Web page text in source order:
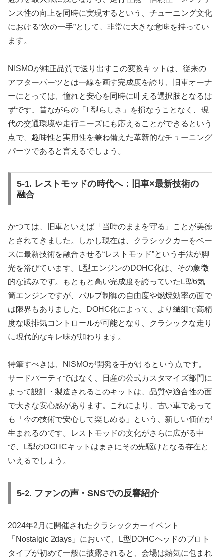
ンス性の向上を同時に実現するという、チューニング文化
における“次の一手”として、非常に大きな意味を持ってい
ます。
NISMOが純正品質で送り出すこの変換キットは、従来の
アフターパーツとは一線を画す完成度を誇り、旧車オーナ
ーにとっては、憧れと安心を同時に叶える選択肢となるは
ずです。昔ながらの「L型らしさ」を損なうことなく、現
代の交通環境や走行ニーズにも応えることができるという
点で、趣味性と実用性を兼ね備えた革新的なチューニング
パーツであると言えるでしょう。
5-1. レストモッドの時代へ：旧車×最新技術の
融合
かつては、旧車といえば「当時のままを守る」ことが美徳
とされてきました。しかし現在は、クラシックカーをベー
スに最新技術を融合させる“レストモッド”という手法が脚
光を浴びています。L型エンジンのDOHC化は、その象徴
的な試みです。もともと高い完成度を誇っていたL型6気
筒エンジンですが、バルブ制御の自由度や燃焼効率の面で
は限界もありました。DOHC化によって、より繊細で高精
度な吸排気コントロールが可能となり、クラシックな走り
に現代的なキレ味が加わります。
特筆すべきは、NISMOが開発を手がけるという点です。
サードパーティではなく、日産の公式カスタマイズ部門に
よって設計・製造されるこのキットは、品質や適合性の面
で大きな安心感があります。これにより、古い車であって
も「今の技術で安心して楽しめる」という、新しい価値が
生まれるのです。レストモッドの文化がさらに広がる中
で、L型のDOHCキットはまさにその先駆けとなる存在と
いえるでしょう。
5-2. ファンの声・SNSでの反響紹介
2024年2月に開催されたクラシックカーイベント
「Nostalgic 2days」において、L型DOHCヘッドのプロト
タイプが初めて一般に披露されると、会場は熱気に包まれ